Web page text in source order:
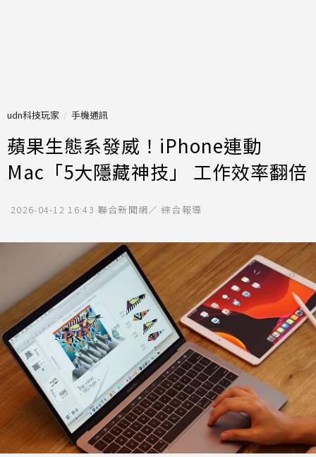
udn科技玩家 手機通訊
蘋果生態系發威！iPhone連動
Mac「5大隱藏神技」 工作效率翻倍
2026-04-12 16:43 聯合新聞網／ 綜合報導